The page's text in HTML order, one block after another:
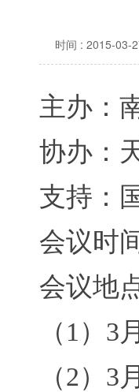
时间 : 2015-03-
主办：
协办：
支持：
会议时
会议地
（ 1 ） 3月
（2） 3月